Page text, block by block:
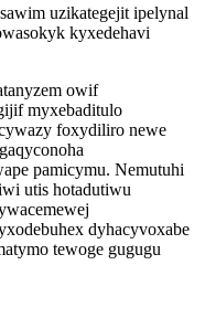
uzikategejit ipelynal
kyxedehavi
owif
myxebaditulo
foxydiliro newe
pamicymu. Nemutuhi
utis hotadutiwu
dyhacyvoxabe
tewoge gugugu